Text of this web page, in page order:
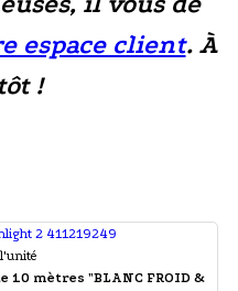
espace client. À
!
l'unité
mètres "BLANC FROID &